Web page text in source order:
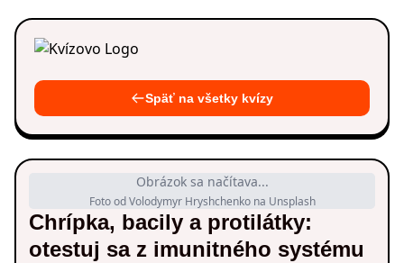
Späť na všetky kvízy
Obrázok sa načítava...
Foto od Volodymyr Hryshchenko na Unsplash
Chrípka, bacily a protilátky:
otestuj sa z imunitného systému